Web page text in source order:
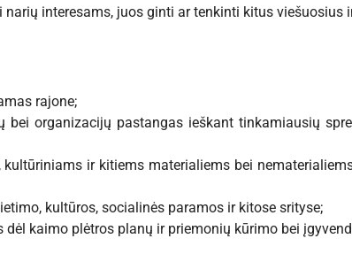
interesams, juos ginti ar tenkinti kitus viešuosius
rajone;
organizacijų pastangas ieškant tinkamiausių
ir kitiems materialiems bei
kultūros, socialinės paramos ir kitose srityse;
kaimo plėtros planų ir priemonių kūrimo bei